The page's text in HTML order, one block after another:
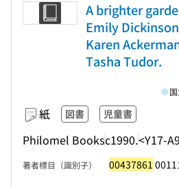
A brighter
Emily
Karen
Tasha Tudor.
紙 図書 児童書
Philomel Booksc1990.<Y17-
著者標目（識別子） 00437861